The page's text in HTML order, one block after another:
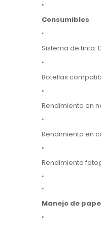
''
Consumibles
''
Sistema de tinta:
''
Botellas
''
Rendimiento en
''
Rendimiento en
''
Rendimiento
''
''
Manejo de
''